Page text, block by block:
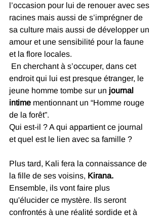
l’occasion pour lui de renouer avec ses
racines mais aussi de s’imprégner de
sa culture mais aussi de développer un
amour et une sensibilité pour la faune
et la flore locales.
En cherchant à s’occuper, dans cet
endroit qui lui est presque étranger, le
jeune homme tombe sur un journal
intime mentionnant un “Homme rouge
de la forêt”.
Qui est-il ? A qui appartient ce journal
et quel est le lien avec sa famille ?
Plus tard, Kali fera la connaissance de
la fille de ses voisins, Kirana.
Ensemble, ils vont faire plus
qu'élucider ce mystère. Ils seront
confrontés à une réalité sordide et à